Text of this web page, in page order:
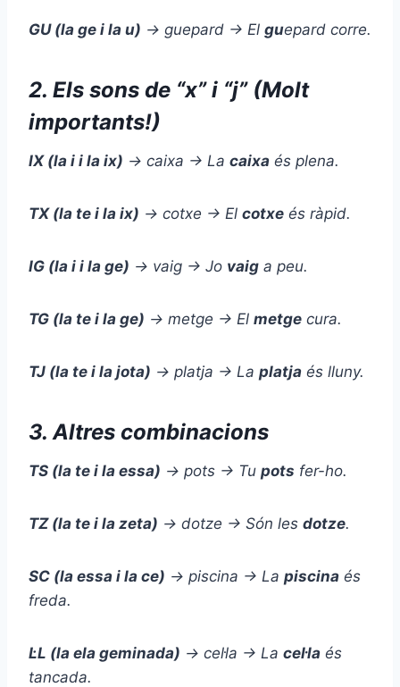
GU (la ge i la u) → guepard → El guepard corre.
2. Els sons de “x” i “j” (Molt
importants!)
IX (la i i la ix) → caixa → La caixa és plena.
TX (la te i la ix) → cotxe → El cotxe és ràpid.
IG (la i i la ge) → vaig → Jo vaig a peu.
TG (la te i la ge) → metge → El metge cura.
TJ (la te i la jota) → platja → La platja és lluny.
3. Altres combinacions
TS (la te i la essa) → pots → Tu pots fer-ho.
TZ (la te i la zeta) → dotze → Són les dotze.
SC (la essa i la ce) → piscina → La piscina és
freda.
L·L (la ela geminada) → cel·la → La cel·la és
tancada.